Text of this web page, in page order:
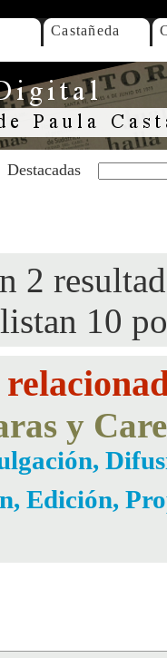
Castañeda
Destacadas
2
10
y
Edición,